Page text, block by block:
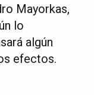
Mayorkas,
lo
algún
efectos.